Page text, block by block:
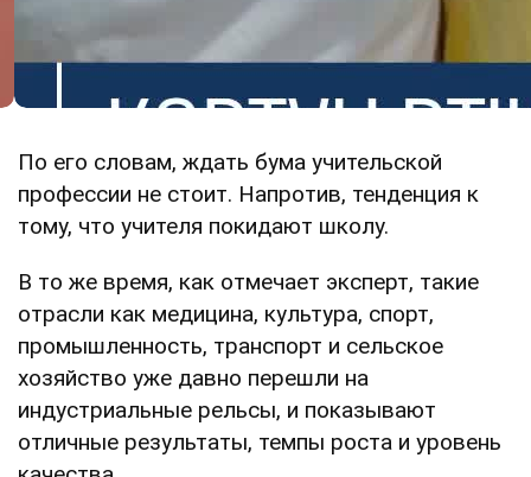
По его словам, ждать бума учительской
профессии не стоит. Напротив, тенденция к
тому, что учителя покидают школу.
В то же время, как отмечает эксперт, такие
отрасли как медицина, культура, спорт,
промышленность, транспорт и сельское
хозяйство уже давно перешли на
индустриальные рельсы, и показывают
отличные результаты, темпы роста и уровень